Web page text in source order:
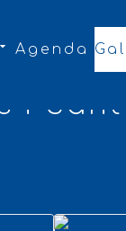
Agenda
i